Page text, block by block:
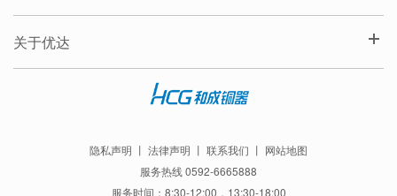
关于优达
隐私声明 丨 法律声明 丨 联系我们 丨 网站地图
服务热线 0592-6665888
服务时间：8:30-12:00，13:30-18:00